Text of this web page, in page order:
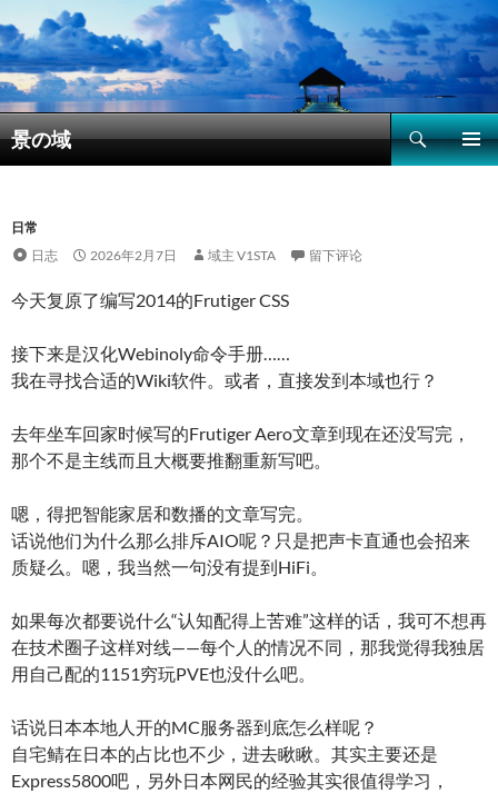
景の域
搜
索
文
日常
日志
2026年2月7日 域主 V1STA 留下评论
今天复原了编写2014的Frutiger CSS
接下来是汉化Webinoly命令手册……
我在寻找合适的Wiki软件。或者，直接发到本域也行？
去年坐车回家时候写的Frutiger Aero文章到现在还没写完，
那个不是主线而且大概要推翻重新写吧。
嗯，得把智能家居和数播的文章写完。
话说他们为什么那么排斥AIO呢？只是把声卡直通也会招来
质疑么。嗯，我当然一句没有提到HiFi。
如果每次都要说什么“认知配得上苦难”这样的话，我可不想再
在技术圈子这样对线——每个人的情况不同，那我觉得我独居
用自己配的1151穷玩PVE也没什么吧。
话说日本本地人开的MC服务器到底怎么样呢？
自宅鲭在日本的占比也不少，进去瞅瞅。其实主要还是
Express5800吧，另外日本网民的经验其实很值得学习，